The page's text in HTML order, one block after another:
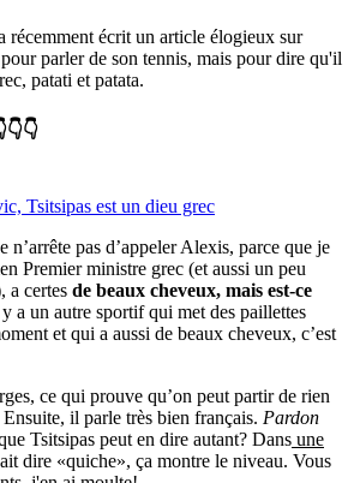
récemment écrit un article élogieux sur
parler de son tennis, mais pour dire qu'il
patati et patata.
Tsitsipas est un dieu grec
n’arrête pas d’appeler Alexis, parce que je
Premier ministre grec (et aussi un peu
a certes de beaux cheveux, mais est-ce
a un autre sportif qui met des paillettes
et qui a aussi de beaux cheveux, c’est
ce qui prouve qu’on peut partir de rien
il parle très bien français. Pardon
Tsitsipas peut en dire autant? Dans une
dire «quiche», ça montre le niveau. Vous